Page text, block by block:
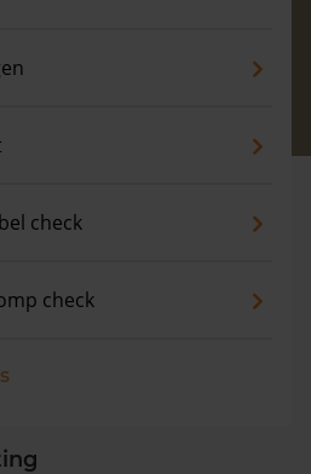
check
check